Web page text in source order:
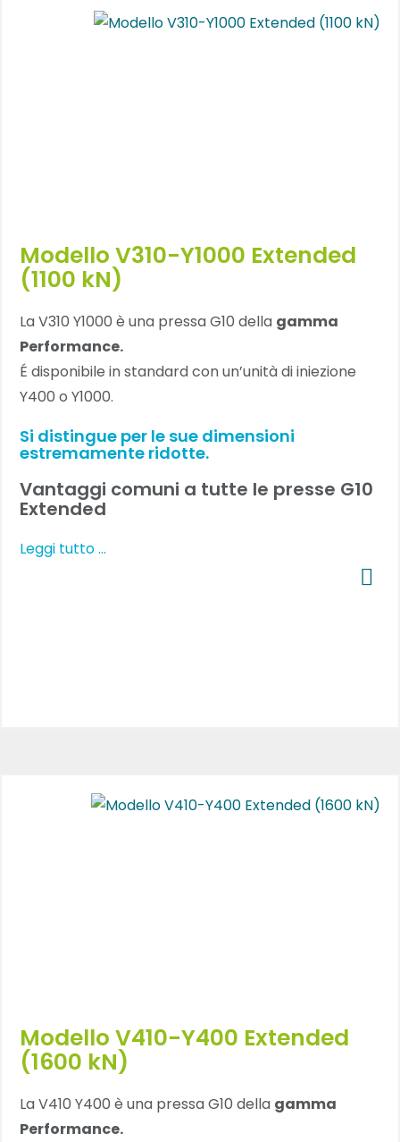
Modello V310-Y1000 Extended
(1100 kN)
La V310 Y1000 è una pressa G10 della gamma
Performance.
É disponibile in standard con un’unità di iniezione
Y400 o Y1000.
Si distingue per le sue dimensioni
estremamente ridotte.
Vantaggi comuni a tutte le presse G10
Extended
Leggi tutto …
Modello V410-Y400 Extended
(1600 kN)
La V410 Y400 è una pressa G10 della gamma
Performance.